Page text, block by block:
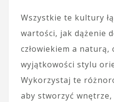
Wszystkie te kultury
wartości, jak dążenie
człowiekiem a naturą,
wyjątkowości stylu
Wykorzystaj te
aby stworzyć